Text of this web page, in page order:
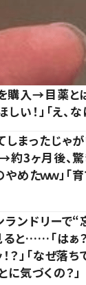
購入→目薬と
！」「え、な
しまったじゃ
3ヶ月後、
やめたｗｗ」「
ランドリーで
ると……「はぁ
？」「なぜ落ち
に気づくの？」